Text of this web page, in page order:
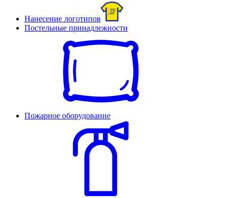
Нанесение логотипов
Постельные принадлежности
Пожарное оборудование